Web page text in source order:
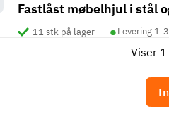
Fastlåst møbelhjul i stål
11 stk på lager •Levering 1-
Viser